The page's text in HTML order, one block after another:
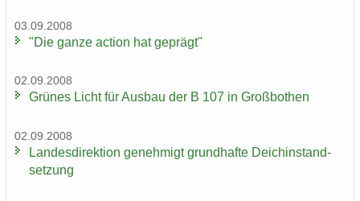
03.09.2008
"Die ganze ac­tion hat ge­prägt"
02.09.2008
Grü­nes Licht für Aus­bau der B 107 in Groß­bo­then
02.09.2008
Lan­des­di­rek­ti­on ge­neh­migt grund­haf­te Deich­in­stand­
set­zung